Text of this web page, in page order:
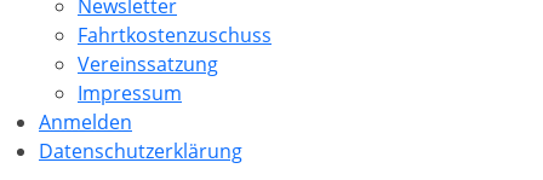
Newsletter
Fahrtkostenzuschuss
Vereinssatzung
Impressum
Anmelden
Datenschutzerklärung